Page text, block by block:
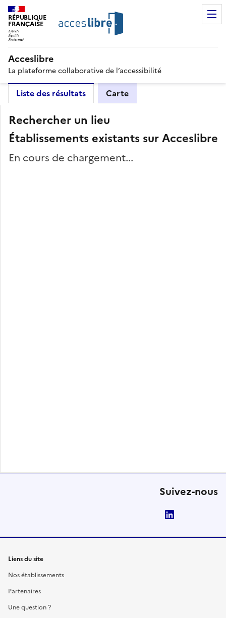
RÉPUBLIQUE
FRANÇAISE
Acceslibre
La plateforme collaborative de l’accessibilité
Liste des résultats Carte
Rechercher un lieu
Établissements existants sur Acceslibre
En cours de chargement...
Suivez-nous
Liens du site
Nos établissements
Partenaires
Une question ?